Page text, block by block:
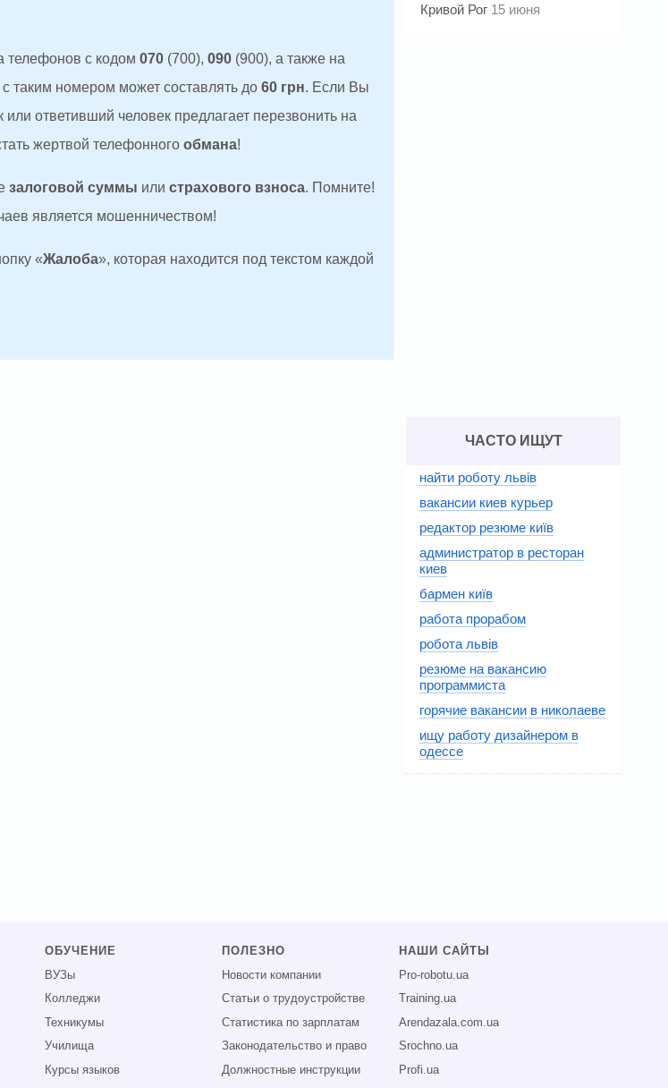
с кодом 070 (700), 090 (900), а также на
таким номером может составлять до 60 грн. Если Вы
ответивший человек предлагает перезвонить на
жертвой телефонного обмана!
залоговой суммы или страхового взноса. Помните!
является мошенничеством!
«Жалоба», которая находится под текстом каждой
Кривой Рог 15 июня
ЧАСТО ИЩУТ
найти роботу львів
вакансии киев курьер
редактор резюме київ
администратор в ресторан
киев
бармен київ
работа прорабом
робота львів
резюме на вакансию
программиста
горячие вакансии в николаеве
ищу работу дизайнером в
одессе
ОБУЧЕНИЕ
ВУЗы
Колледжи
Техникумы
Училища
Курсы языков
ПОЛЕЗНО
Новости компании
Статьи о трудоустройстве
Статистика по зарплатам
Законодательство и право
Должностные инструкции
НАШИ САЙТЫ
Pro-robotu.ua
Training.ua
Arendazala.com.ua
Srochno.ua
Profi.ua